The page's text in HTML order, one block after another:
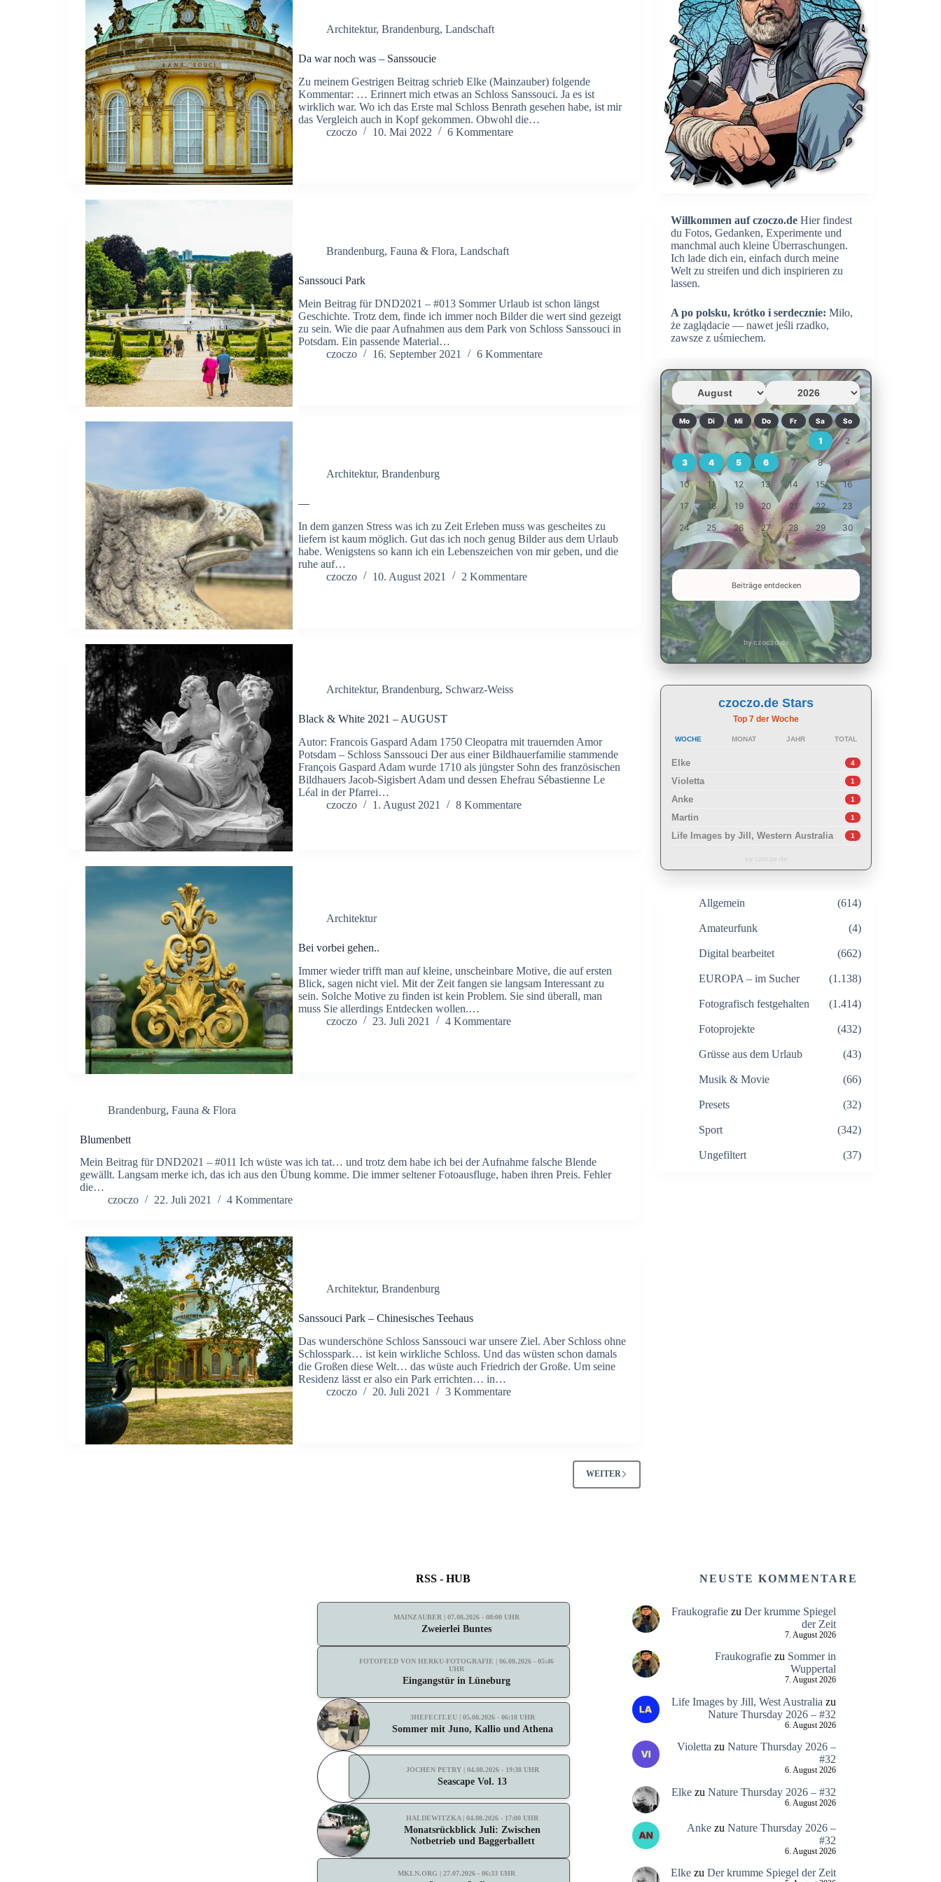
Architektur,Brandenburg,Landschaft
Da war noch was – Sanssoucie
Zu meinem Gestrigen Beitrag schrieb Elke (Mainzauber) folgende
Kommentar: … Erinnert mich etwas an Schloss Sanssouci. Ja es ist
wirklich war. Wo ich das Erste mal Schloss Benrath gesehen habe, ist mir
das Vergleich auch in Kopf gekommen. Obwohl die…
czoczo
10. Mai 2022 6 Kommentare
Brandenburg,Fauna & Flora,Landschaft
Sanssouci Park
Mein Beitrag für DND2021 – #013 Sommer Urlaub ist schon längst
Geschichte. Trotz dem, finde ich immer noch Bilder die wert sind gezeigt
zu sein. Wie die paar Aufnahmen aus dem Park von Schloss Sanssouci in
Potsdam. Ein passende Material…
czoczo
16. September 2021 6 Kommentare
Architektur,Brandenburg
—
In dem ganzen Stress was ich zu Zeit Erleben muss was gescheites zu
liefern ist kaum möglich. Gut das ich noch genug Bilder aus dem Urlaub
habe. Wenigstens so kann ich ein Lebenszeichen von mir geben, und die
ruhe auf…
czoczo
10. August 2021 2 Kommentare
Architektur,Brandenburg, Schwarz-Weiss
Black & White 2021 – AUGUST
Autor: Francois Gaspard Adam 1750 Cleopatra mit trauernden Amor
Potsdam – Schloss Sanssouci Der aus einer Bildhauerfamilie stammende
François Gaspard Adam wurde 1710 als jüngster Sohn des französischen
Bildhauers Jacob-Sigisbert Adam und dessen Ehefrau Sébastienne Le
Léal in der Pfarrei…
czoczo
1. August 2021 8 Kommentare
Architektur
Bei vorbei gehen..
Immer wieder trifft man auf kleine, unscheinbare Motive, die auf ersten
Blick, sagen nicht viel. Mit der Zeit fangen sie langsam Interessant zu
sein. Solche Motive zu finden ist kein Problem. Sie sind überall, man
muss Sie allerdings Entdecken wollen.…
czoczo
23. Juli 2021 4 Kommentare
Brandenburg, Fauna & Flora
Blumenbett
Mein Beitrag für DND2021 – #011 Ich wüste was ich tat… und trotz dem habe ich bei der Aufnahme falsche Blende
gewällt. Langsam merke ich, das ich aus den Übung komme. Die immer seltener Fotoausfluge, haben ihren Preis. Fehler
die…
czoczo
22. Juli 2021 4 Kommentare
Architektur,Brandenburg
Sanssouci Park – Chinesisches Teehaus
Das wunderschöne Schloss Sanssouci war unsere Ziel. Aber Schloss ohne
Schlosspark… ist kein wirkliche Schloss. Und das wüsten schon damals
die Großen diese Welt… das wüste auch Friedrich der Große. Um seine
Residenz lässt er also ein Park errichten… in…
czoczo
20. Juli 2021 3 Kommentare
WEITER
Willkommen auf czoczo.de Hier findest
du Fotos, Gedanken, Experimente und
manchmal auch kleine Überraschungen.
Ich lade dich ein, einfach durch meine
Welt zu streifen und dich inspirieren zu
lassen.
A po polsku, krótko i serdecznie: Miło,
że zaglądacie — nawet jeśli rzadko,
zawsze z uśmiechem.
Mo Di Mi Do Fr Sa So
1 2
3 4 5 6 7 8 9
10 11 12 13 14 15 16
17 18 19 20 21 22 23
24 25 26 27 28 29 30
31
Beiträge entdecken
by czoczo.de
czoczo.de Stars
Top 7 der Woche
WOCHE MONAT JAHR TOTAL
Elke 4
Violetta 1
Anke 1
Martin 1
Life Images by Jill, Western Australia 1
by czoczo.de
Allgemein (614)
Amateurfunk (4)
Digital bearbeitet (662)
EUROPA – im Sucher (1.138)
Fotografisch festgehalten (1.414)
Fotoprojekte (432)
Grüsse aus dem Urlaub (43)
Musik & Movie (66)
Presets (32)
Sport (342)
Ungefiltert (37)
RSS - HUB
MAINZAUBER | 07.08.2026 - 08:00 UHR
Zweierlei Buntes
FOTOFEED VON HERKU-FOTOGRAFIE | 06.08.2026 - 05:46
UHR
Eingangstür in Lüneburg
3HEFECIT.EU | 05.08.2026 - 06:18 UHR
Sommer mit Juno, Kallio und Athena
JOCHEN PETRY | 04.08.2026 - 19:38 UHR
Seascape Vol. 13
HALDEWITZKA | 04.08.2026 - 17:00 UHR
Monatsrückblick Juli: Zwischen
Notbetrieb und Baggerballett
MKLN.ORG | 27.07.2026 - 06:33 UHR
NEUSTE KOMMENTARE
Fraukografiezu Der krumme Spiegel
der Zeit
7. August 2026
Fraukografiezu Sommer in
Wuppertal
7. August 2026
Life Images by Jill, West Australia zu
Nature Thursday 2026 – #32
6. August 2026
Violettazu Nature Thursday 2026 –
#32
6. August 2026
Elkezu Nature Thursday 2026 – #32
6. August 2026
Ankezu Nature Thursday 2026 –
#32
6. August 2026
Elkezu Der krumme Spiegel der Zeit